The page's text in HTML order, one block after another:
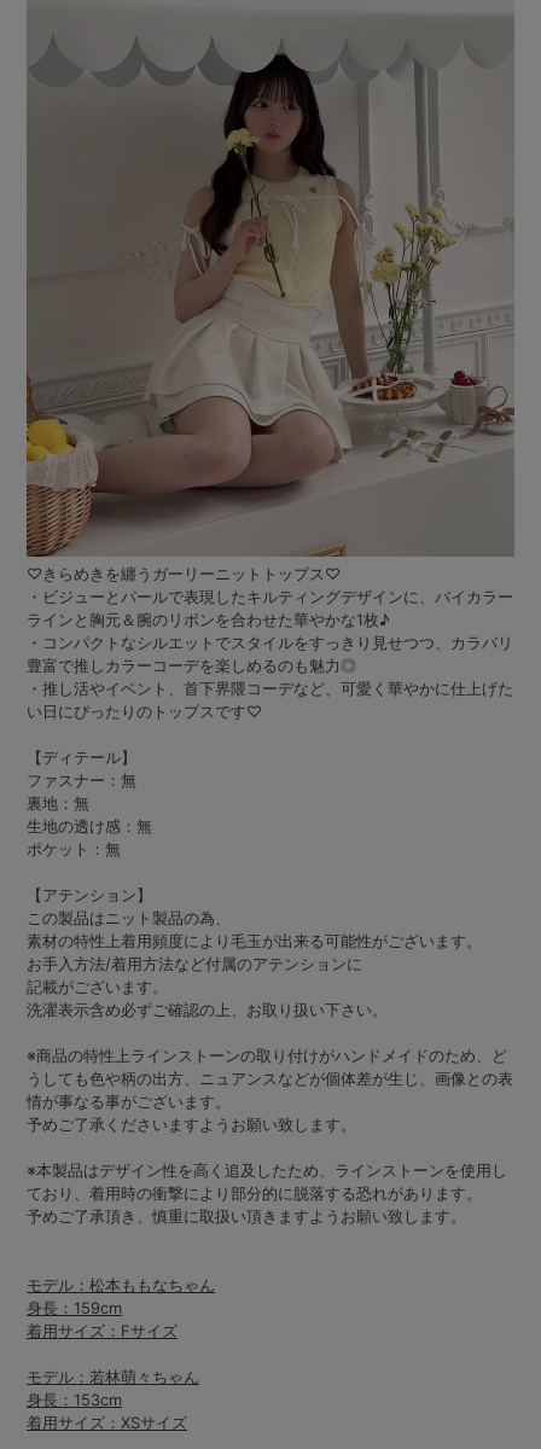
♡きらめきを纏うガーリーニットトップス♡
・ビジューとパールで表現したキルティングデザインに、バイカラー
ラインと胸元＆腕のリボンを合わせた華やかな1枚♪
・コンパクトなシルエットでスタイルをすっきり見せつつ、カラバリ
豊富で推しカラーコーデを楽しめるのも魅力◎
・推し活やイベント、首下界隈コーデなど、可愛く華やかに仕上げた
い日にぴったりのトップスです♡
【ディテール】
ファスナー：無
裏地：無
生地の透け感：無
ポケット：無
【アテンション】
この製品はニット製品の為、
素材の特性上着用頻度により毛玉が出来る可能性がございます。
お手入方法/着用方法など付属のアテンションに
記載がございます。
洗濯表示含め必ずご確認の上、お取り扱い下さい。
※商品の特性上ラインストーンの取り付けがハンドメイドのため、ど
うしても色や柄の出方、ニュアンスなどが個体差が生じ、画像との表
情が事なる事がございます。
予めご了承くださいますようお願い致します。
※本製品はデザイン性を高く追及したため、ラインストーンを使用し
ており、着用時の衝撃により部分的に脱落する恐れがあります。
予めご了承頂き、慎重に取扱い頂きますようお願い致します。
モデル：松本ももなちゃん
身長：159cm
着用サイズ：Fサイズ
モデル：若林萌々ちゃん
身長：153cm
着用サイズ：XSサイズ